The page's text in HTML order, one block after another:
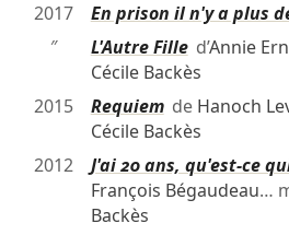
2017
En prison il n'y a plus
″
L'Autre Filled’Annie
Cécile Backès
2015
Requiemde Hanoch
Cécile Backès
2012
J'ai 20 ans, qu'est-ce
François Bégaudeau…
Backès